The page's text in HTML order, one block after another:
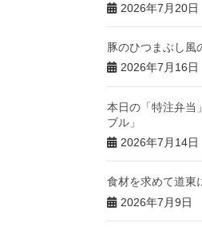
2026年7月20日
豚のひつまぶし風
2026年7月16日
本日の「特注弁当
ブル」
2026年7月14日
食材を求めて道東
2026年7月9日